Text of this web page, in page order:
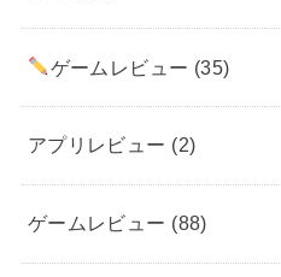
ゲームレビュー (35)
アプリレビュー (2)
ゲームレビュー (88)